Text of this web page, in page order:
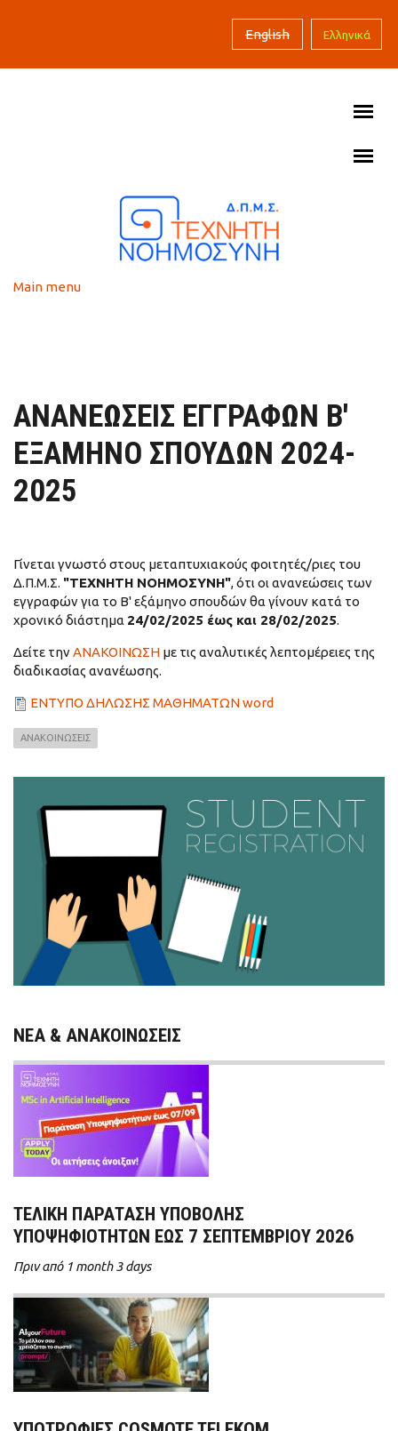
English
Ελληνικά
Main menu
ΑΝΑΝΕΩΣΕΙΣ ΕΓΓΡΑΦΩΝ Β'
ΕΞΑΜΗΝΟ ΣΠΟΥΔΩΝ 2024-
2025
Γίνεται γνωστό στους μεταπτυχιακούς φοιτητές/ριες του
Δ.Π.Μ.Σ. "ΤΕΧΝΗΤΗ ΝΟΗΜΟΣΥΝΗ", ότι οι ανανεώσεις των
εγγραφών για το Β' εξάμηνο σπουδών θα γίνουν κατά το
χρονικό διάστημα 24/02/2025 έως και 28/02/2025.
Δείτε τηνΑΝΑΚΟΙΝΩΣΗ με τις αναλυτικές λεπτομέρειες της
διαδικασίας ανανέωσης.
ΕΝΤΥΠΟ ΔΗΛΩΣΗΣ ΜΑΘΗΜΑΤΩΝ word
ΑΝΑΚΟΙΝΩΣΕΙΣ
ΝΕΑ & ΑΝΑΚΟΙΝΩΣΕΙΣ
ΤΕΛΙΚΗ ΠΑΡΑΤΑΣΗ ΥΠΟΒΟΛΗΣ
ΥΠΟΨΗΦΙΟΤΗΤΩΝ ΕΩΣ 7 ΣΕΠΤΕΜΒΡΙΟΥ 2026
Πριν από 1 month 3 days